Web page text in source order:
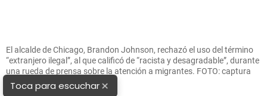
El alcalde de Chicago, Brandon Johnson, rechazó el uso del término
“extranjero ilegal”, al que calificó de “racista y desagradable”, durante
una rueda de prensa sobre la atención a migrantes. FOTO: captura
de video.
Toca para escuchar×